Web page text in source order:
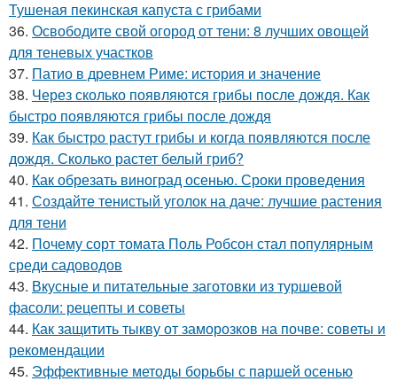
Тушеная пекинская капуста с грибами
36. Освободите свой огород от тени: 8 лучших овощей
для теневых участков
37. Патио в древнем Риме: история и значение
38. Через сколько появляются грибы после дождя. Как
быстро появляются грибы после дождя
39. Как быстро растут грибы и когда появляются после
дождя. Сколько растет белый гриб?
40. Как обрезать виноград осенью. Сроки проведения
41. Создайте тенистый уголок на даче: лучшие растения
для тени
42. Почему сорт томата Поль Робсон стал популярным
среди садоводов
43. Вкусные и питательные заготовки из туршевой
фасоли: рецепты и советы
44. Как защитить тыкву от заморозков на почве: советы и
рекомендации
45. Эффективные методы борьбы с паршей осенью